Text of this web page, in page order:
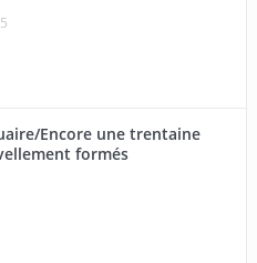
Encore une trentaine
formés